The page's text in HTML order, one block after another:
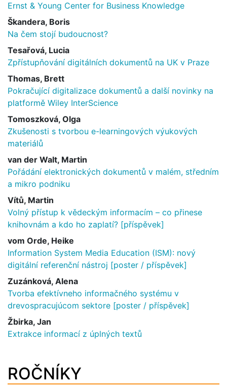
Ernst & Young Center for Business Knowledge
Škandera, Boris
Na čem stojí budoucnost?
Tesařová, Lucia
Zpřístupňování digitálních dokumentů na UK v Praze
Thomas, Brett
Pokračující digitalizace dokumentů a další novinky na
platformě Wiley InterScience
Tomoszková, Olga
Zkušenosti s tvorbou e-learningových výukových
materiálů
van der Walt, Martin
Pořádání elektronických dokumentů v malém, středním
a mikro podniku
Vítů, Martin
Volný přístup k vědeckým informacím – co přinese
knihovnám a kdo ho zaplatí? [příspěvek]
vom Orde, Heike
Information System Media Education (ISM): nový
digitální referenční nástroj [poster / příspěvek]
Zuzánková, Alena
Tvorba efektívneho informačného systému v
drevospracujúcom sektore [poster / příspěvek]
Žbirka, Jan
Extrakce informací z úplných textů
ROČNÍKY